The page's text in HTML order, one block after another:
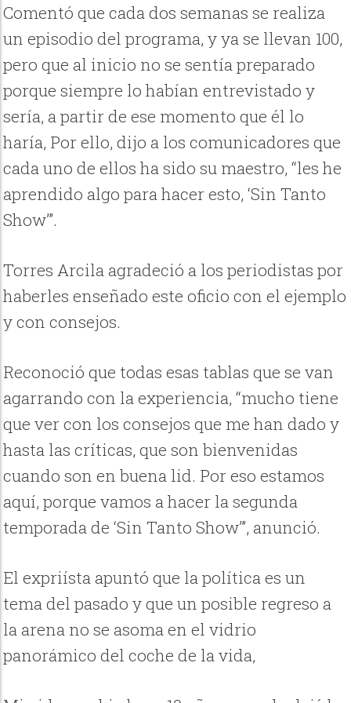
Comentó que cada dos semanas se realiza
un episodio del programa, y ya se llevan 100,
pero que al inicio no se sentía preparado
porque siempre lo habían entrevistado y
sería, a partir de ese momento que él lo
haría, Por ello, dijo a los comunicadores que
cada uno de ellos ha sido su maestro, “les he
aprendido algo para hacer esto, ‘Sin Tanto
Show’”.
Torres Arcila agradeció a los periodistas por
haberles enseñado este oficio con el ejemplo
y con consejos.
Reconoció que todas esas tablas que se van
agarrando con la experiencia, “mucho tiene
que ver con los consejos que me han dado y
hasta las críticas, que son bienvenidas
cuando son en buena lid. Por eso estamos
aquí, porque vamos a hacer la segunda
temporada de ‘Sin Tanto Show’”, anunció.
El expriísta apuntó que la política es un
tema del pasado y que un posible regreso a
la arena no se asoma en el vidrio
panorámico del coche de la vida,